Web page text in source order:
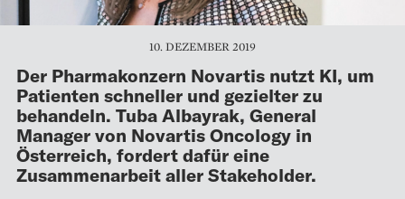
10. DEZEMBER 2019
Der Pharmakonzern Novartis nutzt KI, um
Patienten schneller und gezielter zu
behandeln. Tuba Albayrak, General
Manager von Novartis Oncology in
Österreich, fordert dafür eine
Zusammenarbeit aller Stakeholder.